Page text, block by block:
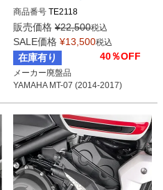
-07 (2014-2017)
商品番号 TE2118
販売価格 ¥22,500税込
SALE価格 ¥13,500税込
在庫有り 40％OFF
メーカー廃盤品
YAMAHA MT-07 (2014-2017)